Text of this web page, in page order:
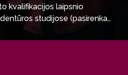
kvalifikacijos laipsnio
studijose (pasirenka
vykdyti biomedicinos
taip pat studijuoti
globos ir slaugos